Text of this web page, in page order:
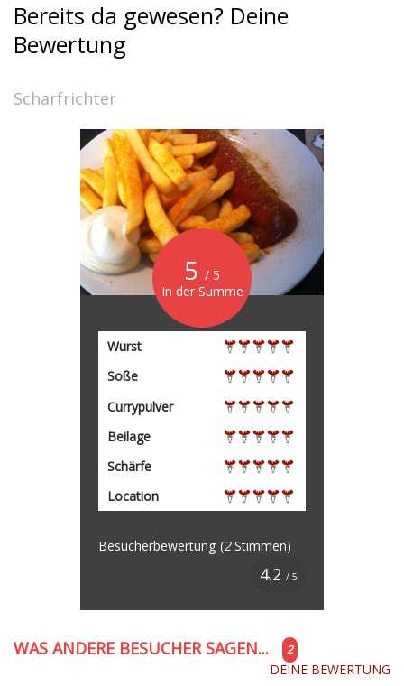
Bereits da gewesen? Deine
Bewertung
Scharfrichter
5 / 5
In der Summe
Wurst
Soße
Currypulver
Beilage
Schärfe
Location
Besucherbewertung (2Stimmen)
4.2 / 5
WAS ANDERE BESUCHER SAGEN... 2
DEINE BEWERTUNG